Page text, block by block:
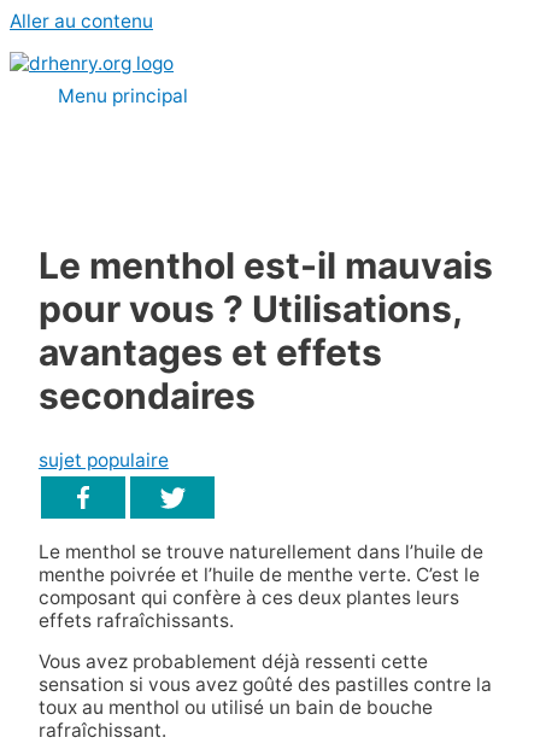
Aller au contenu
Menu principal
Le menthol est-il mauvais
pour vous ? Utilisations,
avantages et effets
secondaires
sujet populaire
Le menthol se trouve naturellement dans l’huile de
menthe poivrée et l’huile de menthe verte. C’est le
composant qui confère à ces deux plantes leurs
effets rafraîchissants.
Vous avez probablement déjà ressenti cette
sensation si vous avez goûté des pastilles contre la
toux au menthol ou utilisé un bain de bouche
rafraîchissant.